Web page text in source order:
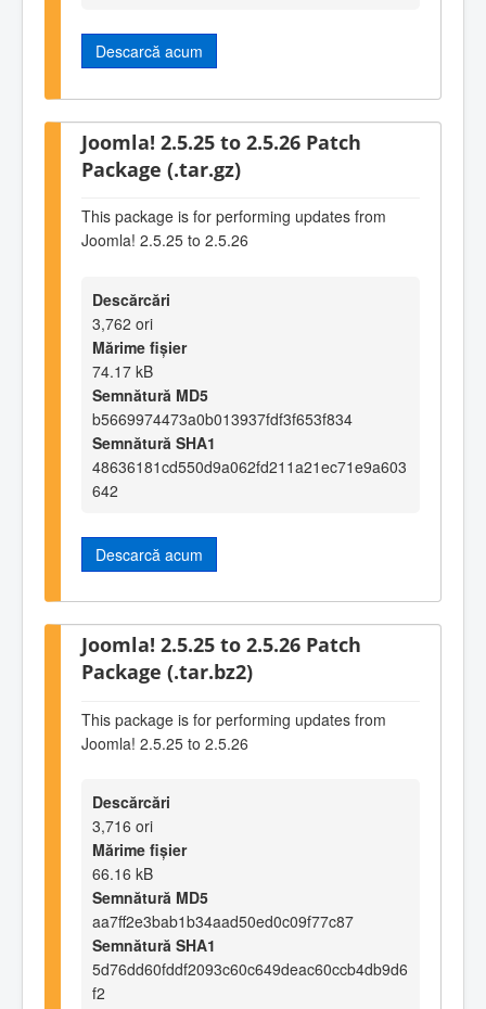
Descarcă acum
Joomla! 2.5.25 to 2.5.26 Patch
Package (.tar.gz)
This package is for performing updates from
Joomla! 2.5.25 to 2.5.26
Descărcări
3,762 ori
Mărime fișier
74.17 kB
Semnătură MD5
b5669974473a0b013937fdf3f653f834
Semnătură SHA1
48636181cd550d9a062fd211a21ec71e9a603
642
Descarcă acum
Joomla! 2.5.25 to 2.5.26 Patch
Package (.tar.bz2)
This package is for performing updates from
Joomla! 2.5.25 to 2.5.26
Descărcări
3,716 ori
Mărime fișier
66.16 kB
Semnătură MD5
aa7ff2e3bab1b34aad50ed0c09f77c87
Semnătură SHA1
5d76dd60fddf2093c60c649deac60ccb4db9d6
f2